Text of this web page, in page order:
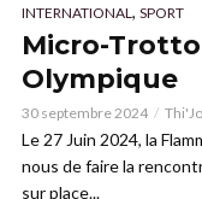
INTERNATIONAL, SPORT
Micro-
Olympique
30 septembre 2024
Le 27 Juin 2024, la
nous de faire la
sur place...